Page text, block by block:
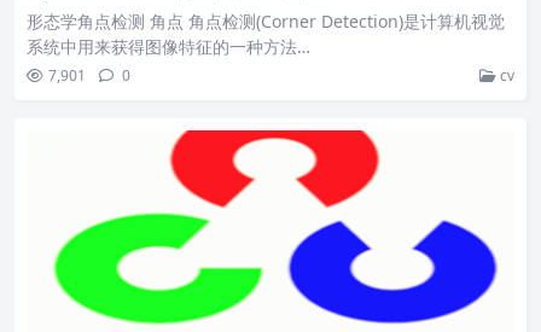
形态学角点检测 角点 角点检测(Corner Detection)是计算机视觉
系统中用来获得图像特征的一种方法…
7,901 0 cv